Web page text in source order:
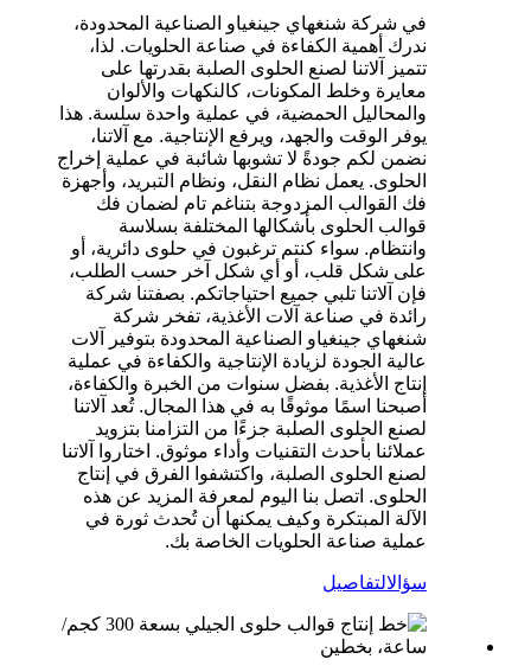
في شركة شنغهاي جينغياو الصناعية المحدودة،
ندرك أهمية الكفاءة في صناعة الحلويات. لذا،
تتميز آلاتنا لصنع الحلوى الصلبة بقدرتها على
معايرة وخلط المكونات، كالنكهات والألوان
والمحاليل الحمضية، في عملية واحدة سلسة. هذا
يوفر الوقت والجهد، ويرفع الإنتاجية. مع آلاتنا،
نضمن لكم جودةً لا تشوبها شائبة في عملية إخراج
الحلوى. يعمل نظام النقل، ونظام التبريد، وأجهزة
فك القوالب المزدوجة بتناغم تام لضمان فك
قوالب الحلوى بأشكالها المختلفة بسلاسة
وانتظام. سواء كنتم ترغبون في حلوى دائرية، أو
على شكل قلب، أو أي شكل آخر حسب الطلب،
فإن آلاتنا تلبي جميع احتياجاتكم. بصفتنا شركة
رائدة في صناعة آلات الأغذية، تفخر شركة
شنغهاي جينغياو الصناعية المحدودة بتوفير آلات
عالية الجودة لزيادة الإنتاجية والكفاءة في عملية
إنتاج الأغذية. بفضل سنوات من الخبرة والكفاءة،
أصبحنا اسمًا موثوقًا به في هذا المجال. تُعد آلاتنا
لصنع الحلوى الصلبة جزءًا من التزامنا بتزويد
عملائنا بأحدث التقنيات وأداء موثوق. اختاروا آلاتنا
لصنع الحلوى الصلبة، واكتشفوا الفرق في إنتاج
الحلوى. اتصل بنا اليوم لمعرفة المزيد عن هذه
الآلة المبتكرة وكيف يمكنها أن تُحدث ثورة في
عملية صناعة الحلويات الخاصة بك.
سؤالالتفاصيل